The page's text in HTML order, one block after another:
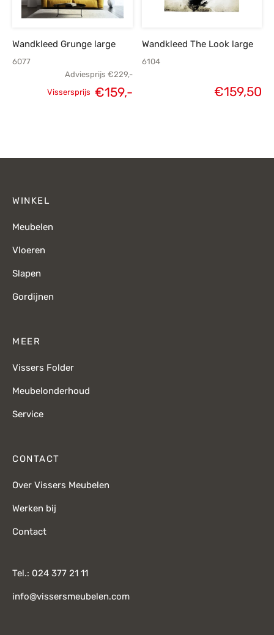
Wandkleed Grunge large
6077
Adviesprijs €229,-
Vissersprijs €159,-
Wandkleed The Look large
6104
€159,50
WINKEL
Meubelen
Vloeren
Slapen
Gordijnen
MEER
Vissers Folder
Meubelonderhoud
Service
CONTACT
Over Vissers Meubelen
Werken bij
Contact
Tel.: 024 377 21 11
info@vissersmeubelen.com